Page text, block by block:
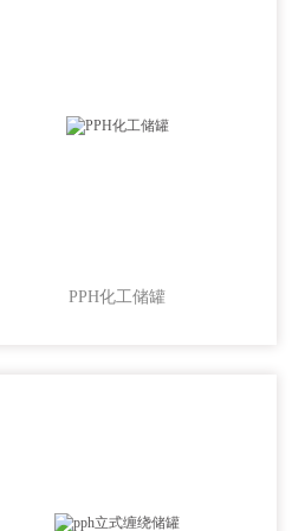
PPH化工储罐